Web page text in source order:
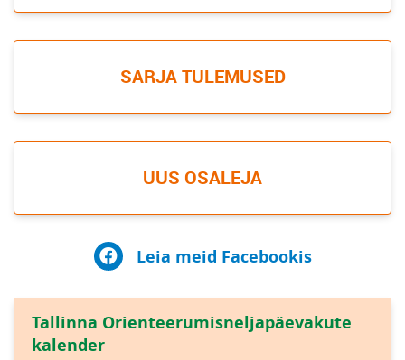
SARJA TULEMUSED
UUS OSALEJA
Leia meid Facebookis
Tallinna Orienteerumisneljapäevakute
kalender